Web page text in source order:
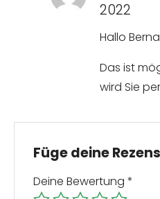
2022
Hallo
Das ist
wird Sie
Füge deine
Deine Bewertung *